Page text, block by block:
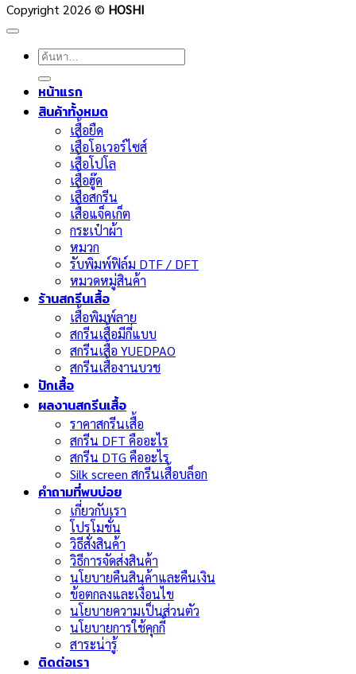
Copyright 2026 © HOSHI
ค้นหา:
หน้าแรก
สินค้าทั้งหมด
เสื้อยืด
เสื้อโอเวอร์ไซส์
เสื้อโปโล
เสื้อฮู๊ด
เสื้อสกรีน
เสื้อแจ็คเก็ต
กระเป๋าผ้า
หมวก
รับพิมพ์ฟิล์ม DTF / DFT
หมวดหมู่สินค้า
ร้านสกรีนเสื้อ
เสื้อพิมพ์ลาย
สกรีนเสื้อมีกี่แบบ
สกรีนเสื้อ YUEDPAO
สกรีนเสื้องานบวช
ปักเสื้อ
ผลงานสกรีนเสื้อ
ราคาสกรีนเสื้อ
สกรีน DFT คืออะไร
สกรีน DTG คืออะไร
Silk screen สกรีนเสื้อบล็อก
คำถามที่พบบ่อย
เกี่ยวกับเรา
โปรโมชั่น
วิธีสั่งสินค้า
วิธีการจัดส่งสินค้า
นโยบายคืนสินค้าและคืนเงิน
ข้อตกลงและเงื่อนไข
นโยบายความเป็นส่วนตัว
นโยบายการใช้คุกกี้
สาระน่ารู้
ติดต่อเรา